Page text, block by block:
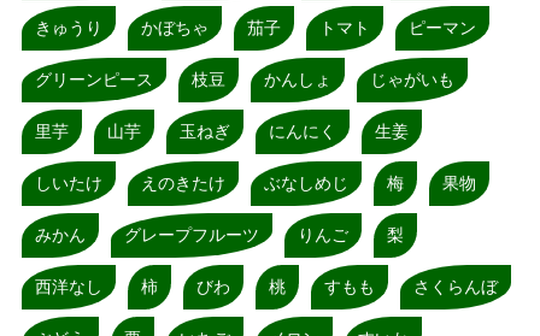
きゅうり かぼちゃ 茄子 トマト ピーマン
グリーンピース 枝豆 かんしょ じゃがいも
里芋 山芋 玉ねぎ にんにく 生姜
しいたけ えのきたけ ぶなしめじ 梅 果物
みかん グレープフルーツ りんご 梨
西洋なし 柿 びわ 桃 すもも さくらんぼ